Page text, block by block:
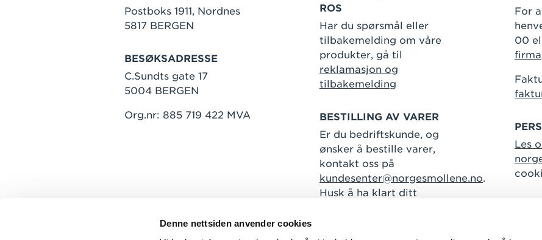
Denne nettsiden anvender cookies
Postboks 1911, Nordnes
5817 BERGEN
BESØKSADRESSE
C.Sundts gate 17
5004 BERGEN
Org.nr: 885 719 422 MVA
ROS
Har du spørsmål eller
tilbakemelding om våre
produkter, gå til
reklamasjon og
tilbakemelding
BESTILLING AV VARER
Er du bedriftskunde, og
ønsker å bestille varer,
kontakt oss på
kundesenter@norgesmollene.no.
Husk å ha klart ditt
For
00
Les